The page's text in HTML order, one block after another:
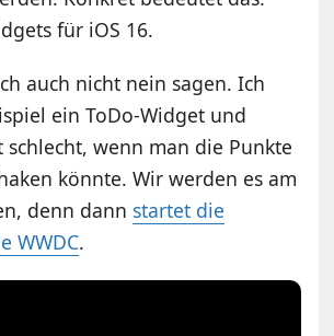
für iOS 16.
auch nicht nein sagen. Ich
ein ToDo-Widget und
schlecht, wenn man die Punkte
könnte. Wir werden es am
denn dann startet die
WWDC.